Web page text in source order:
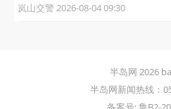
岚山交警 2026-08-04 09:30
半岛网 2026
半岛网新闻热线：